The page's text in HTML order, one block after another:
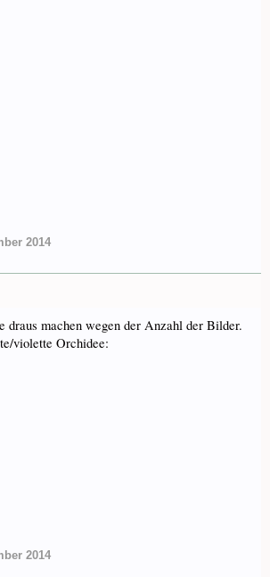
2014
draus machen wegen der Anzahl der Bilder.
violette Orchidee:
2014